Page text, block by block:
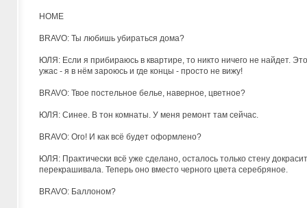
HOME
BRAVO: Ты любишь убираться дома?
ЮЛЯ: Если я прибираюсь в квартире, то никто ничего не найдет.
ужас - я в нём зароюсь и где концы - просто не вижу!
BRAVO: Твое постельное белье, наверное, цветное?
ЮЛЯ: Синее. В тон комнаты. У меня ремонт там сейчас.
BRAVO: Ого! И как всё будет оформлено?
ЮЛЯ: Практически всё уже сделано, осталось только стену
перекрашивала. Теперь оно вместо черного цвета серебряное.
BRAVO: Баллоном?